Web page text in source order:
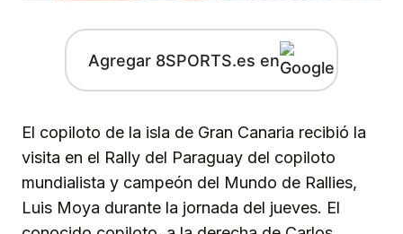
Agregar 8SPORTS.es en
El copiloto de la isla de Gran Canaria recibió la
visita en el Rally del Paraguay del copiloto
mundialista y campeón del Mundo de Rallies,
Luis Moya durante la jornada del jueves. El